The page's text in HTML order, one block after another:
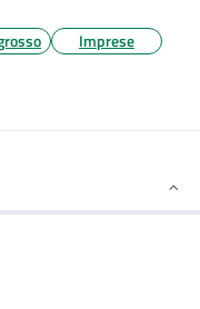
Imprese